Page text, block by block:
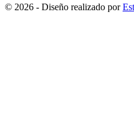
© 2026 - Diseño realizado por